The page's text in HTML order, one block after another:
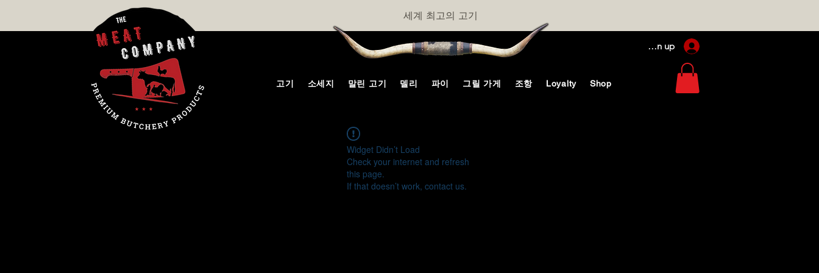
세계 최고의 고기
Log In / Sign up
고기 소세지 말린 고기 델리 파이 그릴 가게 조항 Loyalty Shop
Widget Didn’t Load
Check your internet and refresh
this page.
If that doesn’t work, contact us.